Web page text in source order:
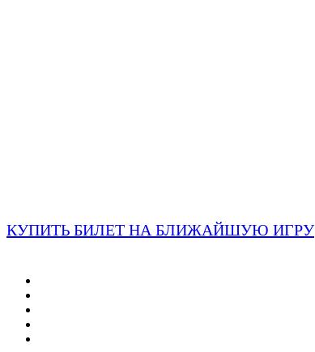
КУПИТЬ БИЛЕТ НА БЛИЖАЙШУЮ ИГРУ